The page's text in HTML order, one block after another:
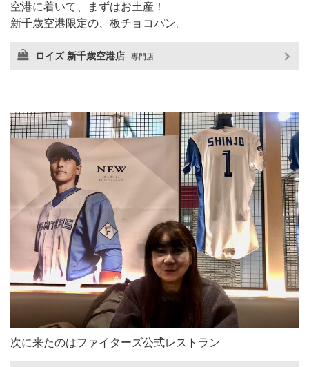
空港に着いて、まずはお土産！
新千歳空港限定の、板チョコパン。
ロイズ 新千歳空港店 専門店
次に来たのはファイターズ公式レストラン